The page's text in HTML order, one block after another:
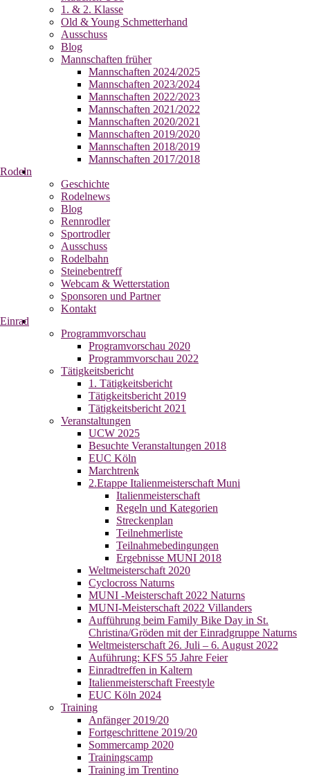
1. & 2. Klasse
Old & Young Schmetterhand
Ausschuss
Blog
Mannschaften früher
Mannschaften 2024/2025
Mannschaften 2023/2024
Mannschaften 2022/2023
Mannschaften 2021/2022
Mannschaften 2020/2021
Mannschaften 2019/2020
Mannschaften 2018/2019
Mannschaften 2017/2018
Rodeln
Geschichte
Rodelnews
Blog
Rennrodler
Sportrodler
Ausschuss
Rodelbahn
Steinebentreff
Webcam & Wetterstation
Sponsoren und Partner
Kontakt
Einrad
Programmvorschau
Programvorschau 2020
Programmvorschau 2022
Tätigkeitsbericht
1. Tätigkeitsbericht
Tätigkeitsbericht 2019
Tätigkeitsbericht 2021
Veranstaltungen
UCW 2025
Besuchte Veranstaltungen 2018
EUC Köln
Marchtrenk
2.Etappe Italienmeisterschaft Muni
Italienmeisterschaft
Regeln und Kategorien
Streckenplan
Teilnehmerliste
Teilnahmebedingungen
Ergebnisse MUNI 2018
Weltmeisterschaft 2020
Cyclocross Naturns
MUNI -Meisterschaft 2022 Naturns
MUNI-Meisterschaft 2022 Villanders
Aufführung beim Family Bike Day in St.
Christina/Gröden mit der Einradgruppe Naturns
Weltmeisterschaft 26. Juli – 6. August 2022
Auführung: KFS 55 Jahre Feier
Einradtreffen in Kaltern
Italienmeisterschaft Freestyle
EUC Köln 2024
Training
Anfänger 2019/20
Fortgeschrittene 2019/20
Sommercamp 2020
Trainingscamp
Training im Trentino